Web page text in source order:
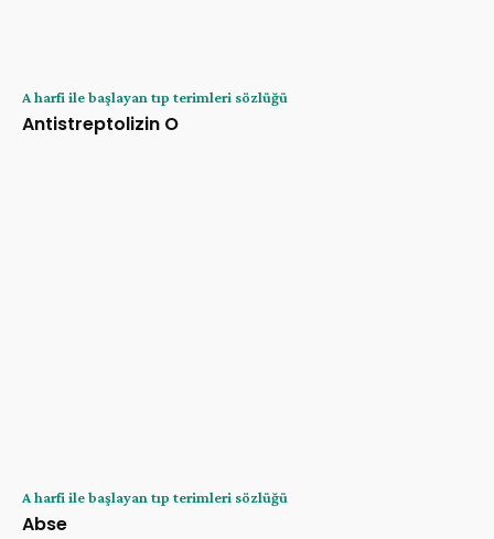
A harfi ile başlayan tıp terimleri sözlüğü
Antistreptolizin O
A harfi ile başlayan tıp terimleri sözlüğü
Abse